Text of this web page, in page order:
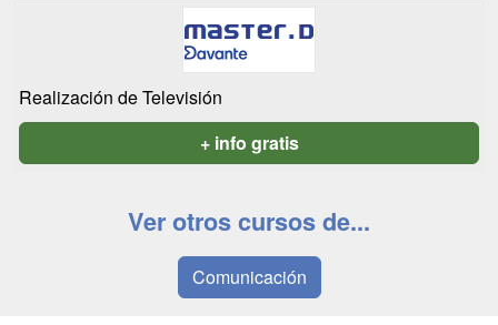
Realización de Televisión
+ info gratis
Ver otros cursos de...
Comunicación